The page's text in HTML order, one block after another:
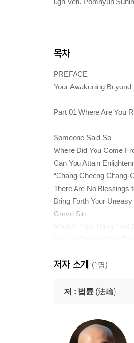
목차
PREFACE
Your Awakening
Part 01 Where Are You
Someone Said So
Where Did You Come
Can You Attain
“Chang-Cheong Chang-
There Are No Blessings
Bring Forth Your Uneasy
Grave Sin
How to Change Your
Part 02 Do You Know
Making Rice with Sand
저자 소개 (1명)
저 : 법륜 (法輪)